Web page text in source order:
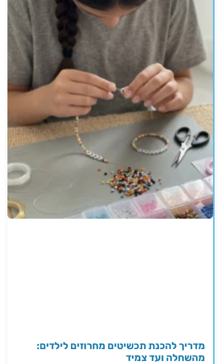
מדריך להכנת תכשיטים מחרוזים לילדים:
מהשחלה ועד צמיד